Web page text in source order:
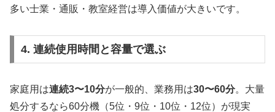
多い士業・通販・教室経営は導入価値が大きいです。
4. 連続使用時間と容量で選ぶ
家庭用は連続3〜10分が一般的、業務用は30〜60分。大量
処分するなら60分機（5位・9位・10位・12位）が現実